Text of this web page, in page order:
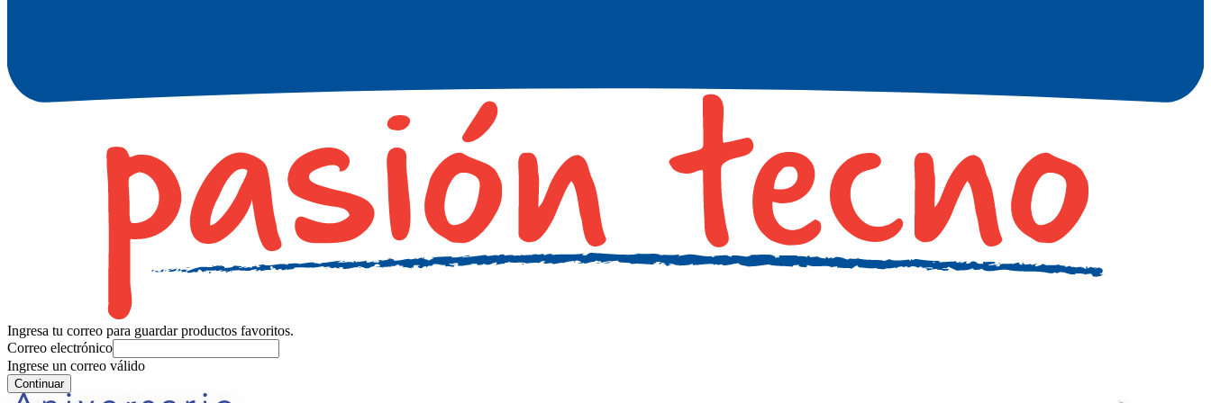
Ingresa tu correo para guardar productos favoritos.
Correo electrónico
Ingrese un correo válido
Continuar